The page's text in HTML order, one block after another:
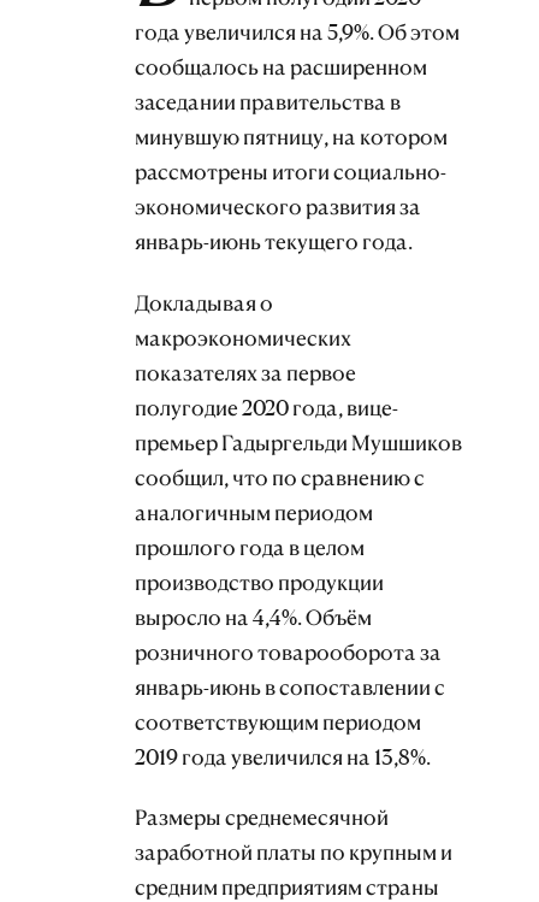
года увеличился на 5,9%. Об этом
сообщалось на расширенном
заседании правительства в
минувшую пятницу, на котором
рассмотрены итоги социально-
экономического развития за
январь-июнь текущего года.
Докладывая о
макроэкономических
показателях за первое
полугодие 2020 года, вице-
премьер Гадыргельди Мушшиков
сообщил, что по сравнению с
аналогичным периодом
прошлого года в целом
производство продукции
выросло на 4,4%. Объём
розничного товарооборота за
январь-июнь в сопоставлении с
соответствующим периодом
2019 года увеличился на 13,8%.
Размеры среднемесячной
заработной платы по крупным и
средним предприятиям страны